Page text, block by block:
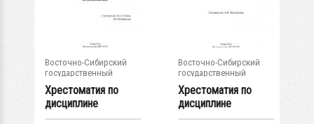
Восточно-Сибирский
государственный
университет...
Хрестоматия по
дисциплине
"Порядок
Восточно-Сибирский
государственный
университет...
Хрестоматия по
дисциплине
"Таможенные...